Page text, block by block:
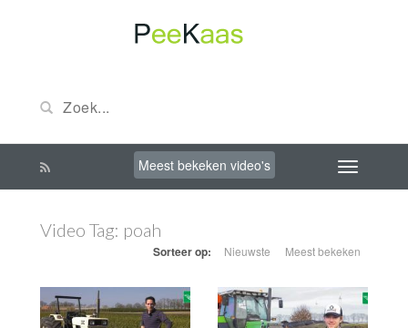
Meest bekeken video's
Video Tag: poah
Sorteer op: Nieuwste Meest bekeken